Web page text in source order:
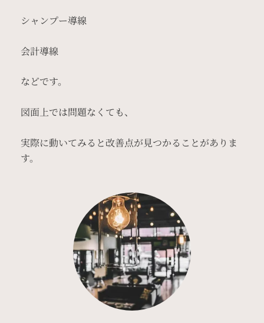
シャンプー導線
会計導線
などです。
図面上では問題なくても、
実際に動いてみると改善点が見つかることがありま
す。